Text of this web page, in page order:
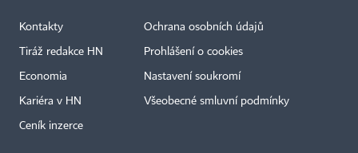
Kontakty
Tiráž redakce HN
Economia
Kariéra v HN
Ceník inzerce
Ochrana osobních údajů
Prohlášení o cookies
Nastavení soukromí
Všeobecné smluvní podmínky